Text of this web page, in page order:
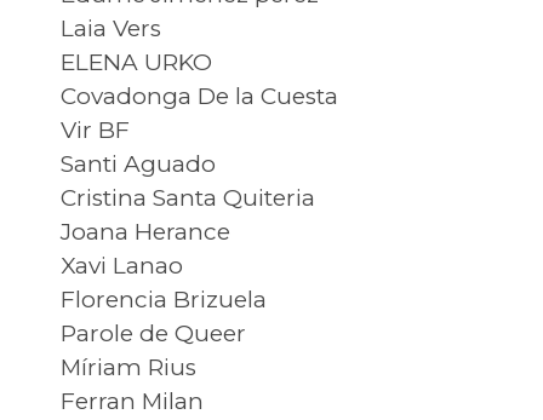
Laia Vers
ELENA URKO
Covadonga De la Cuesta
Vir BF
Santi Aguado
Cristina Santa Quiteria
Joana Herance
Xavi Lanao
Florencia Brizuela
Parole de Queer
Míriam Rius
Ferran Milan